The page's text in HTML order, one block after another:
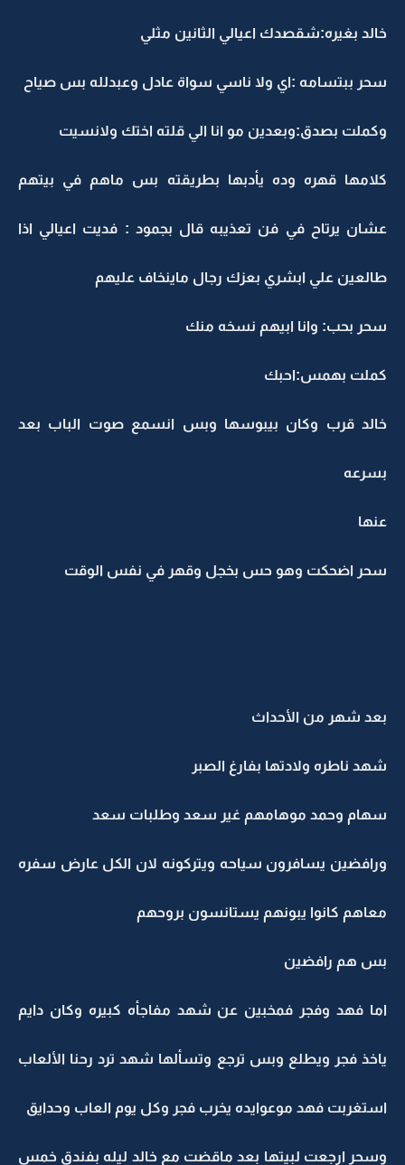
خالد بغيره:شقصدك اعيالي الثانين مثلي
سحر ببتسامه :اي ولا ناسي سواة عادل وعبدلله بس صياح
وكملت بصدق:وبعدين مو انا الي قلته اختك ولانسيت
كلامها قهره وده يأدبها بطريقته بس ماهم في بيتهم
عشان يرتاح في فن تعذيبه قال بجمود : فديت اعيالي اذا
طالعين علي ابشري بعزك رجال ماينخاف عليهم
سحر بحب: وانا ابيهم نسخه منك
كملت بهمس:احبك
خالد قرب وكان بيبوسها وبس انسمع صوت الباب بعد
بسرعه
عنها
سحر اضحكت وهو حس بخجل وقهر في نفس الوقت
بعد شهر من الأحداث
شهد ناطره ولادتها بفارغ الصبر
سهام وحمد موهامهم غير سعد وطلبات سعد
ورافضين يسافرون سياحه ويتركونه لان الكل عارض سفره
معاهم كانوا يبونهم يستانسون بروحهم
بس هم رافضين
اما فهد وفجر فمخبين عن شهد مفاجأه كبيره وكان دايم
ياخذ فجر ويطلع وبس ترجع وتسألها شهد ترد رحنا الألعاب
استغربت فهد موعوايده يخرب فجر وكل يوم العاب وحدايق
وسحر ارجعت لبيتها بعد ماقضت مع خالد ليله بفندق خمس